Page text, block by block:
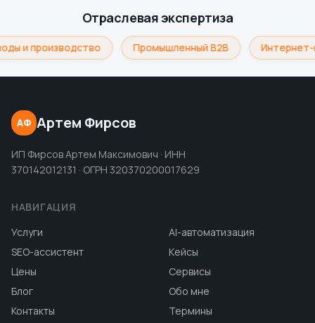
Отраслевая экспертиза
и производство Промышленный B2B Интернет-
АФ Артем Фирсов
ИП Фирсов Артем Максимович · ИНН
370142012131 · ОГРН 320370200017629
НАВИГАЦИЯ
Услуги
AI-автоматизация
SEO-ассистент
Кейсы
Цены
Сервисы
Блог
Обо мне
Контакты
Термины